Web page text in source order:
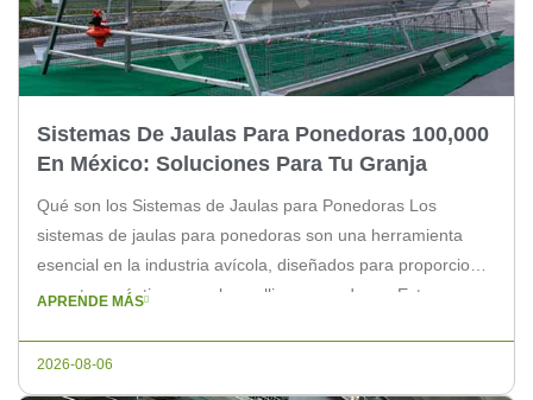
Sistemas De Jaulas Para Ponedoras 100,000
En México: Soluciones Para Tu Granja
Qué son los Sistemas de Jaulas para Ponedoras Los
sistemas de jaulas para ponedoras son una herramienta
esencial en la industria avícola, diseñados para proporcionar
un entorno óptimo para las gallinas ponedoras. Estos
APRENDE MÁS
2026-08-06